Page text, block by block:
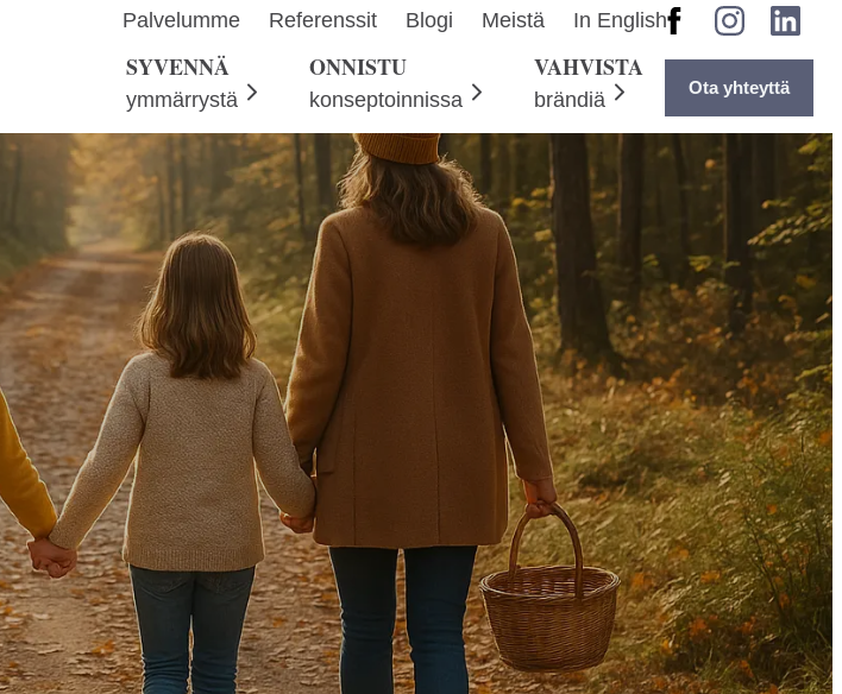
Palvelumme Referenssit Blogi Meistä In EnglishFacebookInstagram
SYVENNÄ
ymmärrystä
ONNISTU
konseptoinnissa
VAHVISTA
brändiä
Ota yhteyttä